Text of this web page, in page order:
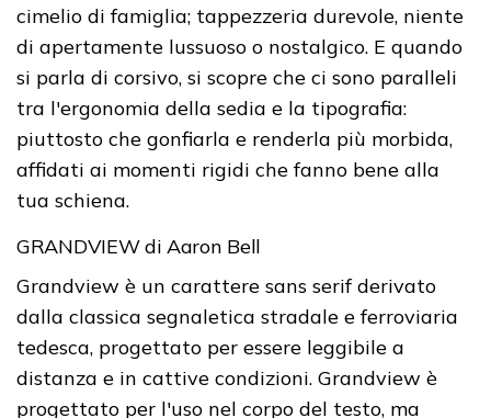
cimelio di famiglia; tappezzeria durevole, niente
di apertamente lussuoso o nostalgico. E quando
si parla di corsivo, si scopre che ci sono paralleli
tra l'ergonomia della sedia e la tipografia:
piuttosto che gonfiarla e renderla più morbida,
affidati ai momenti rigidi che fanno bene alla
tua schiena.
GRANDVIEW di Aaron Bell
Grandview è un carattere sans serif derivato
dalla classica segnaletica stradale e ferroviaria
tedesca, progettato per essere leggibile a
distanza e in cattive condizioni. Grandview è
progettato per l'uso nel corpo del testo, ma